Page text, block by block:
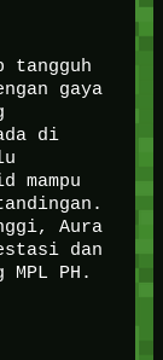
tangguh
gaya
di
mampu
Aura
dan
PH.